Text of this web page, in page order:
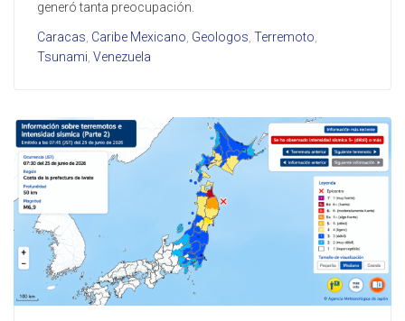
generó tanta preocupación.
Caracas, Caribe Mexicano, Geologos, Terremoto,
Tsunami, Venezuela